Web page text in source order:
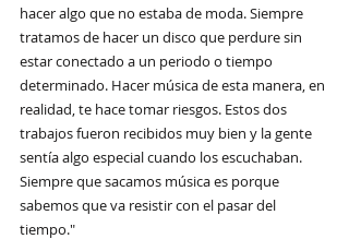
hacer algo que no estaba de moda. Siempre
tratamos de hacer un disco que perdure sin
estar conectado a un periodo o tiempo
determinado. Hacer música de esta manera, en
realidad, te hace tomar riesgos. Estos dos
trabajos fueron recibidos muy bien y la gente
sentía algo especial cuando los escuchaban.
Siempre que sacamos música es porque
sabemos que va resistir con el pasar del
tiempo."